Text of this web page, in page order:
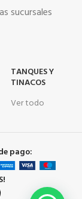
sucursales
TANQUES Y
TINACOS
Ver todo
pago: